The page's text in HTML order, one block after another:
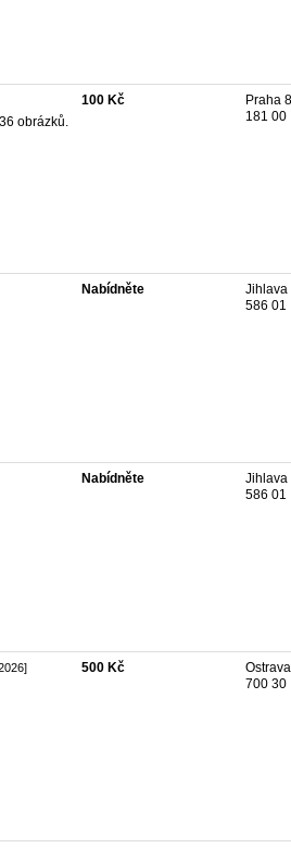
obrázků.
100 Kč
Praha 8
181 00
Nabídněte
Jihlava
586 01
Nabídněte
Jihlava
586 01
500 Kč
Ostrava
700 30